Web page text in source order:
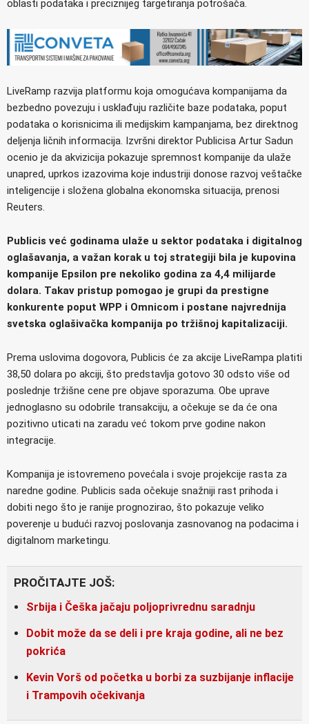
oblasti podataka i preciznijeg targetiranja potrošača.
LiveRamp razvija platformu koja omogućava kompanijama da
bezbedno povezuju i usklađuju različite baze podataka, poput
podataka o korisnicima ili medijskim kampanjama, bez direktnog
deljenja ličnih informacija. Izvršni direktor Publicisa Artur Sadun
ocenio je da akvizicija pokazuje spremnost kompanije da ulaže
unapred, uprkos izazovima koje industriji donose razvoj veštačke
inteligencije i složena globalna ekonomska situacija, prenosi
Reuters.
Publicis već godinama ulaže u sektor podataka i digitalnog
oglašavanja, a važan korak u toj strategiji bila je kupovina
kompanije Epsilon pre nekoliko godina za 4,4 milijarde
dolara. Takav pristup pomogao je grupi da prestigne
konkurente poput WPP i Omnicom i postane najvrednija
svetska oglašivačka kompanija po tržišnoj kapitalizaciji.
Prema uslovima dogovora, Publicis će za akcije LiveRampa platiti
38,50 dolara po akciji, što predstavlja gotovo 30 odsto više od
poslednje tržišne cene pre objave sporazuma. Obe uprave
jednoglasno su odobrile transakciju, a očekuje se da će ona
pozitivno uticati na zaradu već tokom prve godine nakon
integracije.
Kompanija je istovremeno povećala i svoje projekcije rasta za
naredne godine. Publicis sada očekuje snažniji rast prihoda i
dobiti nego što je ranije prognozirao, što pokazuje veliko
poverenje u budući razvoj poslovanja zasnovanog na podacima i
digitalnom marketingu.
PROČITAJTE JOŠ:
Srbija i Češka jačaju poljoprivrednu saradnju
Dobit može da se deli i pre kraja godine, ali ne bez
pokrića
Kevin Vorš od početka u borbi za suzbijanje inflacije
i Trampovih očekivanja